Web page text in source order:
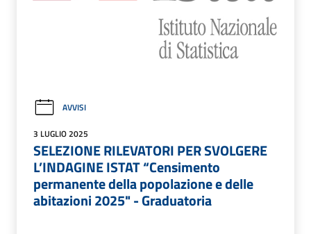
AVVISI
3 LUGLIO 2025
SELEZIONE RILEVATORI PER SVOLGERE
L’INDAGINE ISTAT “Censimento
permanente della popolazione e delle
abitazioni 2025" - Graduatoria